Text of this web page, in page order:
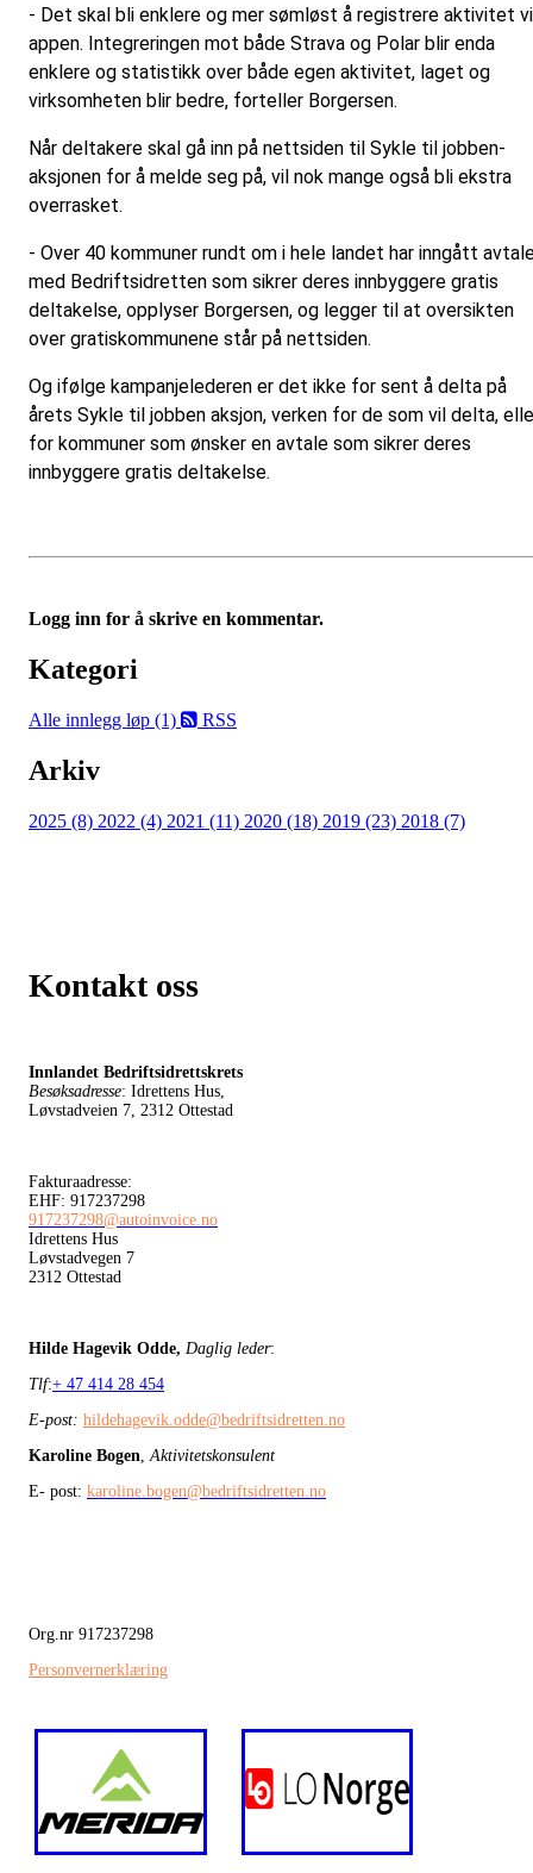
- Det skal bli enklere og mer sømløst å registrere aktivitet
appen. Integreringen mot både Strava og Polar blir enda
enklere og statistikk over både egen aktivitet, laget og
virksomheten blir bedre, forteller Borgersen.
Når deltakere skal gå inn på nettsiden til Sykle til jobben-
aksjonen for å melde seg på, vil nok mange også bli ekstra
overrasket.
- Over 40 kommuner rundt om i hele landet har inngått
med Bedriftsidretten som sikrer deres innbyggere gratis
deltakelse, opplyser Borgersen, og legger til at oversikten
over gratiskommunene står på nettsiden.
Og ifølge kampanjelederen er det ikke for sent å delta på
årets Sykle til jobben aksjon, verken for de som vil delta,
for kommuner som ønsker en avtale som sikrer deres
innbyggere gratis deltakelse.
Logg inn for å skrive en kommentar.
Kategori
Alle innlegg løp (1) RSS
Arkiv
2025 (8) 2022 (4) 2021 (11) 2020 (18) 2019 (23) 2018 (7)
Kontakt oss
Innlandet Bedriftsidrettskrets
Besøksadresse: Idrettens Hus,
Løvstadveien 7, 2312 Ottestad
Fakturaadresse:
EHF: 917237298
917237298@autoinvoice.no
Idrettens Hus
Løvstadvegen 7
2312 Ottestad
Hilde Hagevik Odde, Daglig leder:
Tlf:+ 47 414 28 454
E-post: hildehagevik.odde@bedriftsidretten.no
Karoline Bogen Aktivitetskonsulent
E- post: karoline.bogen@bedriftsidretten.no
Org.nr 917237298
Personvernerklæring